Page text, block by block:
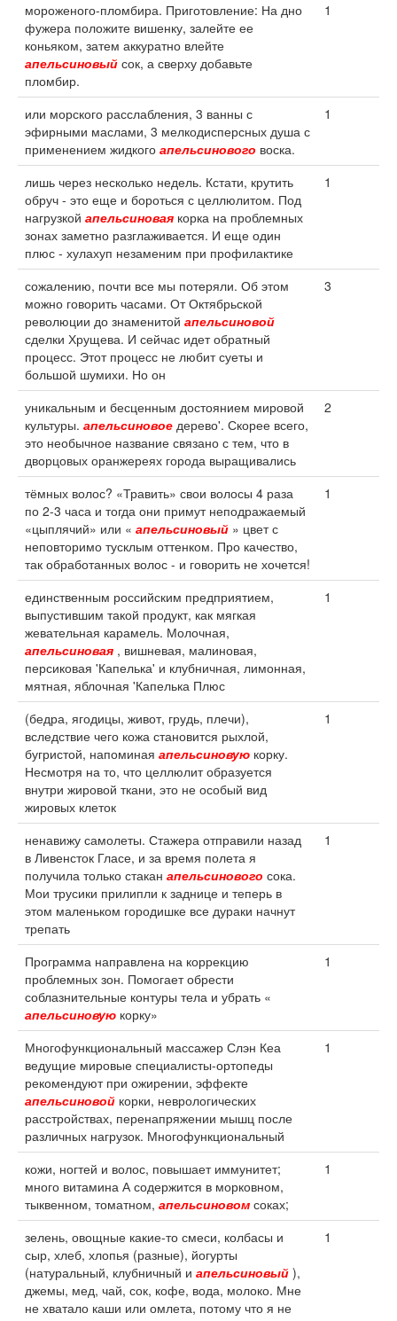
мороженого-пломбира. Приготовление: На дно
фужера положите вишенку, залейте ее
коньяком, затем аккуратно влейте
апельсиновый сок, а сверху добавьте
пломбир.
1
или морского расслабления, 3 ванны с
эфирными маслами, 3 мелкодисперсных душа с
применением жидкого апельсинового воска.
1
лишь через несколько недель. Кстати, крутить
обруч - это еще и бороться с целлюлитом. Под
нагрузкой апельсиновая корка на проблемных
зонах заметно разглаживается. И еще один
плюс - хулахуп незаменим при профилактике
1
сожалению, почти все мы потеряли. Об этом
можно говорить часами. От Октябрьской
революции до знаменитой апельсиновой
сделки Хрущева. И сейчас идет обратный
процесс. Этот процесс не любит суеты и
большой шумихи. Но он
3
уникальным и бесценным достоянием мировой
культуры. апельсиновое дерево'. Скорее всего,
это необычное название связано с тем, что в
дворцовых оранжереях города выращивались
2
тёмных волос? «Травить» свои волосы 4 раза
по 2-3 часа и тогда они примут неподражаемый
«цыплячий» или « апельсиновый » цвет с
неповторимо тусклым оттенком. Про качество,
так обработанных волос - и говорить не хочется!
1
единственным российским предприятием,
выпустившим такой продукт, как мягкая
жевательная карамель. Молочная,
апельсиновая , вишневая, малиновая,
персиковая 'Капелька' и клубничная, лимонная,
мятная, яблочная 'Капелька Плюс
1
(бедра, ягодицы, живот, грудь, плечи),
вследствие чего кожа становится рыхлой,
бугристой, напоминая апельсиновую корку.
Несмотря на то, что целлюлит образуется
внутри жировой ткани, это не особый вид
жировых клеток
1
ненавижу самолеты. Стажера отправили назад
в Ливенсток Гласе, и за время полета я
получила только стакан апельсинового сока.
Мои трусики прилипли к заднице и теперь в
этом маленьком городишке все дураки начнут
трепать
1
Программа направлена на коррекцию
проблемных зон. Помогает обрести
соблазнительные контуры тела и убрать «
апельсиновую корку»
1
Многофункциональный массажер Слэн Кеа
ведущие мировые специалисты-ортопеды
рекомендуют при ожирении, эффекте
апельсиновой корки, неврологических
расстройствах, перенапряжении мышц после
различных нагрузок. Многофункциональный
1
кожи, ногтей и волос, повышает иммунитет;
много витамина А содержится в морковном,
тыквенном, томатном, апельсиновом соках;
1
зелень, овощные какие-то смеси, колбасы и
сыр, хлеб, хлопья (разные), йогурты
(натуральный, клубничный и апельсиновый ),
джемы, мед, чай, сок, кофе, вода, молоко. Мне
не хватало каши или омлета, потому что я не
1